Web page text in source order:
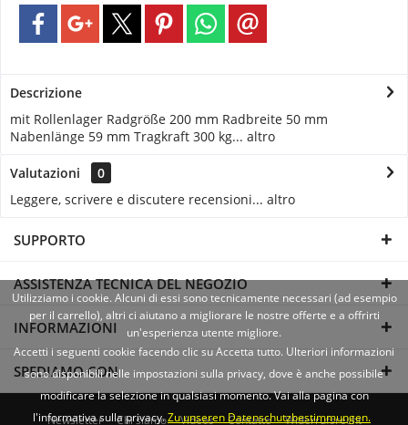
Descrizione
mit Rollenlager Radgröße 200 mm Radbreite 50 mm
Nabenlänge 59 mm Tragkraft 300 kg... altro
Valutazioni
0
Leggere, scrivere e discutere recensioni... altro
SUPPORTO
ASSISTENZA TECNICA DEL NEGOZIO
INFORMAZIONI
SPEDIAMO CON
Newsletter Chi siamo Videos Contatto Widerrufsrecht
Utilizziamo i cookie. Alcuni di essi sono tecnicamente necessari (ad esempio
per il carrello), altri ci aiutano a migliorare le nostre offerte e a offrirti
un'esperienza utente migliore.
Accetti i seguenti cookie facendo clic su Accetta tutto. Ulteriori informazioni
sono disponibili nelle impostazioni sulla privacy, dove è anche possibile
modificare la selezione in qualsiasi momento. Vai alla pagina con
l'informativa sulla privacy.Zu unseren Datenschutzbestimmungen.